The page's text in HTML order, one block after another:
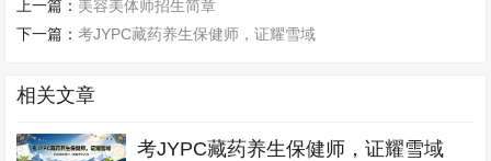
上一篇： 美容美体师招生简章
下一篇：考JYPC藏药养生保健师，证耀雪域
相关文章
考JYPC藏药养生保健师，证耀雪域